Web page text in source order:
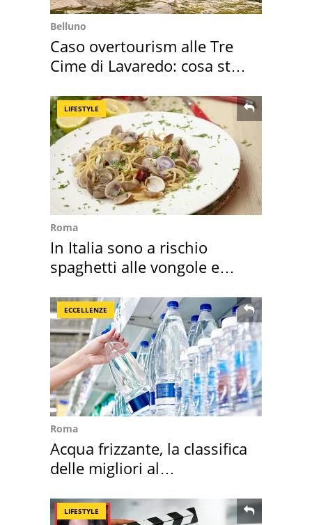
Belluno
Caso overtourism alle Tre
Cime di Lavaredo: cosa sta
LIFESTYLE
Roma
In Italia sono a rischio
spaghetti alle vongole e
ECCELLENZE
Roma
Acqua frizzante, la classifica
delle migliori al
LIFESTYLE